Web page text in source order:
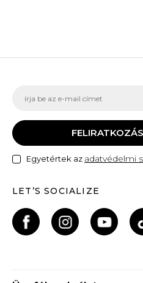
Egyetértek az adatvédelmi
LET’S SOCIALIZE